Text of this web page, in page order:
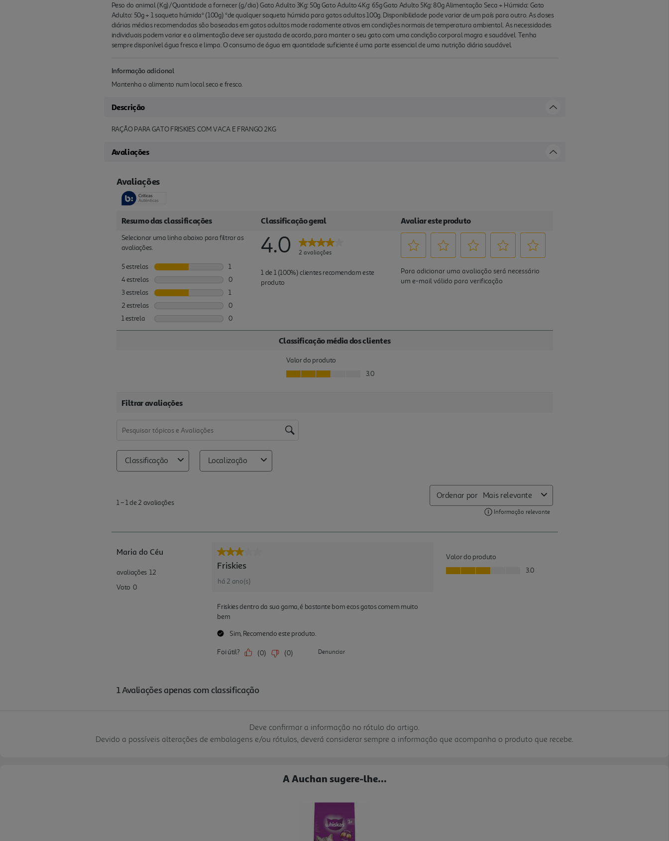
Peso do animal (Kg)/Quantidade a fornecer (g/dia) Gato Adulto 3Kg: 50g Gato Adulto 4Kg: 65g Gato Adulto 5Kg: 80g Alimentação Seca + Húmida: Gato
Adulto: 50g + 1 saqueta húmida* (100g) *de qualquer saqueta húmida para gatos adultos 100g. Disponibilidade pode variar de um país para outro. As doses
diárias médias recomendadas são baseadas em gatos adultos mode radamente ativos em condições normais de temperatura ambiental. As necessidades
individuais podem variar e a alimentação deve ser ajustada de acordo, para manter o seu gato com uma condição corporal magra e saudável. Tenha
sempre disponível água fresca e limpa. O consumo de água em quantidade suficiente é uma parte essencial de uma nutrição diária saudável.
Informação adicional
Mantenha o alimento num local seco e fresco.
Descrição
RAÇÃO PARA GATO FRISKIES COM VACA E FRANGO 2KG
Avaliações
Deve confirmar a informação no rótulo do artigo.
Devido a possíveis alterações de embalagens e/ou rótulos, deverá considerar sempre a informação que acompanha o produto que recebe.
A Auchan sugere-lhe...